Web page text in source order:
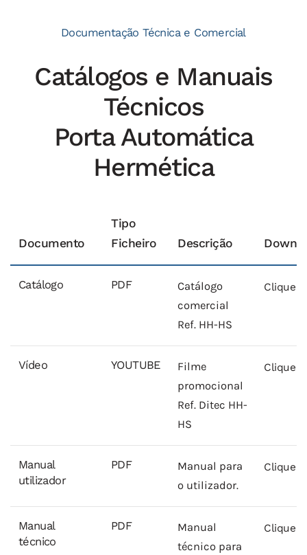
Documentação Técnica e Comercial
Catálogos e Manuais
Técnicos
Porta Automática
Hermética
Documento
Tipo
Ficheiro
Descrição
Catálogo PDF
Catálogo
comercial
Ref. HH-HS
Clique
Vídeo YOUTUBE
Filme
promocional
Ref. Ditec HH-
HS
Clique
Manual
utilizador
PDF
Manual para
o utilizador.
Clique
Manual
técnico
PDF
Manual
técnico para
Clique